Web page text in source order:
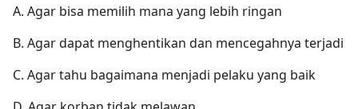
A. Agar bisa memilih mana yang lebih ringan
B. Agar dapat menghentikan dan mencegahnya terjadi
C. Agar tahu bagaimana menjadi pelaku yang baik